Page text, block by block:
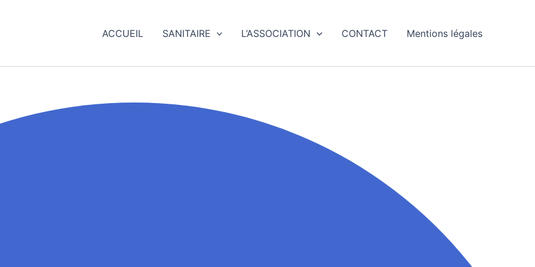
ACCUEIL SANITAIRE L’ASSOCIATION CONTACT Mentions légales